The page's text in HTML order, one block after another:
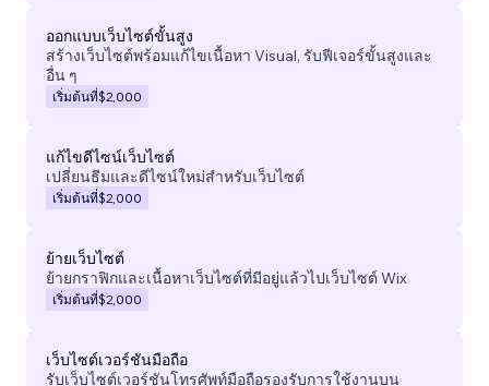
ออกแบบเว็บไซต์ขั้นสูง
สร้างเว็บไซต์พร้อมแก้ไขเนื้อหา Visual, รับฟีเจอร์ขั้นสูงและ
อื่น ๆ
เริ่มต้นที่$2,000
แก้ไขดีไซน์เว็บไซต์
เปลี่ยนธีมและดีไซน์ใหม่สำหรับเว็บไซต์
เริ่มต้นที่$2,000
ย้ายเว็บไซต์
ย้ายกราฟิกและเนื้อหาเว็บไซต์ที่มีอยู่แล้วไปเว็บไซต์ Wix
เริ่มต้นที่$2,000
เว็บไซต์เวอร์ชันมือถือ
รับเว็บไซต์เวอร์ชันโทรศัพท์มือถือรองรับการใช้งานบน